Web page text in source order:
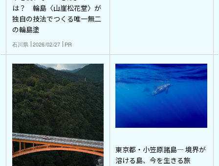
は？ 輪島〈山崖松花堂〉が
独自の技法でつくる唯一無二
の輪島塗
石川県 2026/02/27 PR
東京都・小笠原諸島― 境界が
溶ける島、今を生きる旅